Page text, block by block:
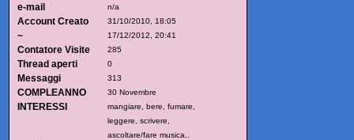
e-mail n/a
Account Creato 31/10/2010, 18:05
~ 17/12/2012, 20:41
Contatore Visite 285
Thread aperti 0
Messaggi 313
COMPLEANNO 30 Novembre
INTERESSI
mangiare, bere, fumare,
leggere, scrivere,
ascoltare/fare musica..